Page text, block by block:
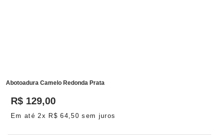
Abotoadura Camelo Redonda Prata
R$ 129,00
Em até2x R$ 64,50 sem juros